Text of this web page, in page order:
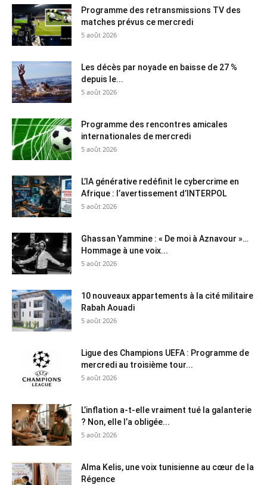
Programme des retransmissions TV des
matches prévus ce mercredi
5 août 2026
Les décès par noyade en baisse de 27 %
depuis le...
5 août 2026
Programme des rencontres amicales
internationales de mercredi
5 août 2026
L’IA générative redéfinit le cybercrime en
Afrique : l’avertissement d’INTERPOL
5 août 2026
Ghassan Yammine : « De moi à Aznavour »…
Hommage à une voix...
5 août 2026
10 nouveaux appartements à la cité militaire
Rabah Aouadi
5 août 2026
Ligue des Champions UEFA : Programme de
mercredi au troisième tour...
5 août 2026
L’inflation a-t-elle vraiment tué la galanterie
? Non, elle l’a obligée...
5 août 2026
Alma Kelis, une voix tunisienne au cœur de la
Régence